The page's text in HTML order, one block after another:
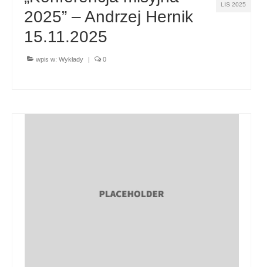
LIS 2025
2025” – Andrzej Hernik
15.11.2025
wpis w: Wykłady | 0